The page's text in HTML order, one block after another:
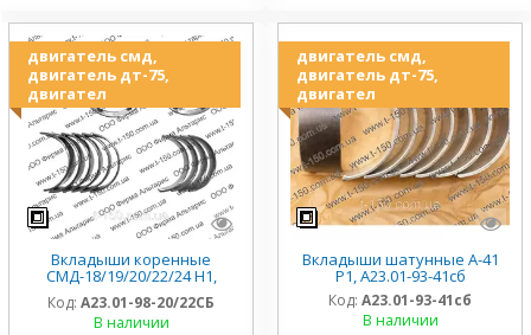
двигатель смд,
двигатель дт-75,
двигател
Вкладыши коренные
СМД-18/19/20/22/24 Н1,
А23.01-98-20/22СБ
Код: А23.01-98-20/22СБ
В наличии
двигатель смд,
двигатель дт-75,
двигател
Вкладыши шатунные А-41
Р1, А23.01-93-41сб
Код: А23.01-93-41сб
В наличии